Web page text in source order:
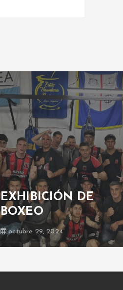
EXHIBICIÓN DE
BOXEO
octubre 29, 2024